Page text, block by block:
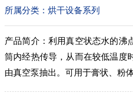
所属分类： 烘干设备系列
产品简介：利用真空状态水的沸
筒内经热传导，从而在较低温度
由真空泵抽出。可用于膏状、粉